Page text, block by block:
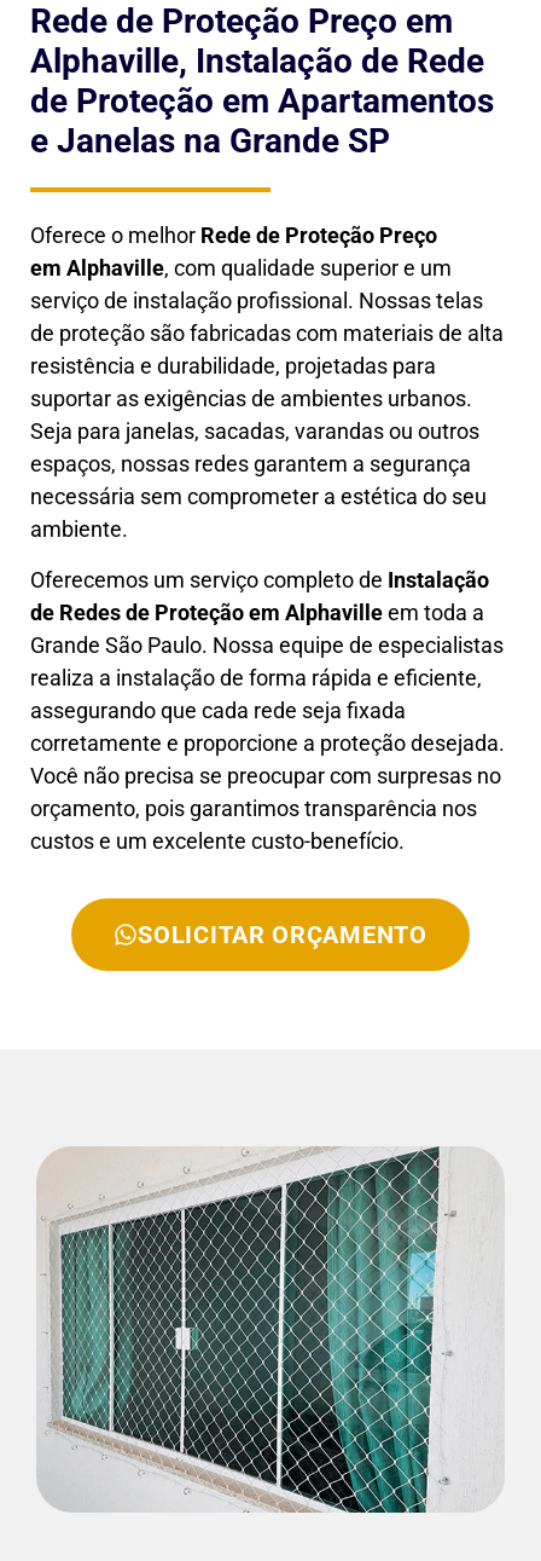
Rede de Proteção Preço em
Alphaville, Instalação de Rede
de Proteção em Apartamentos
e Janelas na Grande SP
Oferece o melhor Rede de Proteção Preço
em Alphaville, com qualidade superior e um
serviço de instalação profissional. Nossas telas
de proteção são fabricadas com materiais de alta
resistência e durabilidade, projetadas para
suportar as exigências de ambientes urbanos.
Seja para janelas, sacadas, varandas ou outros
espaços, nossas redes garantem a segurança
necessária sem comprometer a estética do seu
ambiente.
Oferecemos um serviço completo de Instalação
de Redes de Proteção em Alphavilleem toda a
Grande São Paulo. Nossa equipe de especialistas
realiza a instalação de forma rápida e eficiente,
assegurando que cada rede seja fixada
corretamente e proporcione a proteção desejada.
Você não precisa se preocupar com surpresas no
orçamento, pois garantimos transparência nos
custos e um excelente custo-benefício.
SOLICITAR ORÇAMENTO